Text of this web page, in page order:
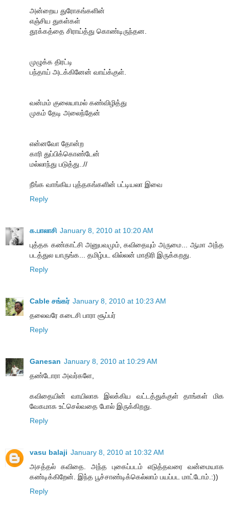
அன்றைய துரோகங்களின்
எஞ்சிய துகள்கள்
தூக்கத்தை சிராய்த்து கொண்டிருந்தன.
முழுக்க திரட்டி
பந்தாய் அடக்கினேன் வாய்க்குள்.
வன்மம் குலையாமல் கண்விழித்து
முகம் தேடி அலைந்தேன்
என்னவோ தோன்ற
காரி துப்பிக்கொண்டேன்
மல்லாந்து படுத்து..//
நீங்க வாங்கிய புத்தகங்களின் பட்டியலா இவை
Reply
க.பாலாசி January 8, 2010 at 10:20 AM
புத்தக கண்காட்சி அனுபவமும், கவிதையும் அருமை... ஆமா அந்த
படத்துல யாருங்க... தமிழ்பட வில்லன் மாதிரி இருக்கறது.
Reply
Cable சங்கர் January 8, 2010 at 10:23 AM
தலைவரே கடைசி பாரா சூப்பர்
Reply
Ganesan January 8, 2010 at 10:29 AM
தண்டோரா அவர்களே,
கவிதையின் வாயிலாக இலக்கிய வட்டத்துக்குள் தாங்கள் மிக
வேகமாக உட்செல்வதை போல் இருக்கிறது.
Reply
vasu balaji January 8, 2010 at 10:32 AM
அசத்தல் கவிதை. அந்த புகைப்படம் எடுத்தவரை வன்மையாக
கண்டிக்கிறேன். இந்த பூச்சாண்டிக்கெல்லாம் பயப்பட மாட்டோம்.:))
Reply